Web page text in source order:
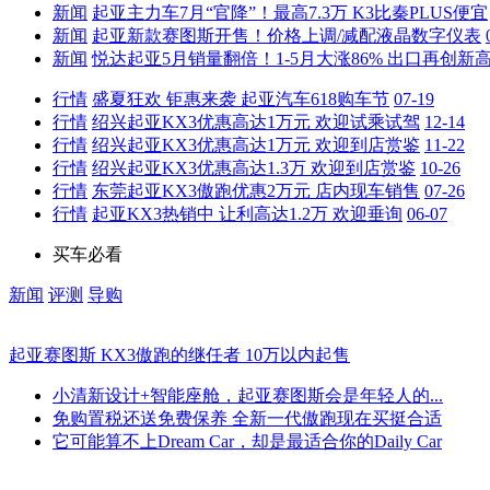
新闻 起亚主力车7月“官降”！最高7.3万 K3比秦PLUS便宜
新闻 起亚新款赛图斯开售！价格上调/减配液晶数字仪表
新闻 悦达起亚5月销量翻倍！1-5月大涨86% 出口再创新高
行情 盛夏狂欢 钜惠来袭 起亚汽车618购车节 07-19
行情 绍兴起亚KX3优惠高达1万元 欢迎试乘试驾 12-14
行情 绍兴起亚KX3优惠高达1万元 欢迎到店赏鉴 11-22
行情 绍兴起亚KX3优惠高达1.3万 欢迎到店赏鉴 10-26
行情 东莞起亚KX3傲跑优惠2万元 店内现车销售 07-26
行情 起亚KX3热销中 让利高达1.2万 欢迎垂询 06-07
买车必看
新闻 评测 导购
起亚赛图斯 KX3傲跑的继任者 10万以内起售
小清新设计+智能座舱，起亚赛图斯会是年轻人的...
免购置税还送免费保养 全新一代傲跑现在买挺合适
它可能算不上Dream Car，却是最适合你的Daily Car